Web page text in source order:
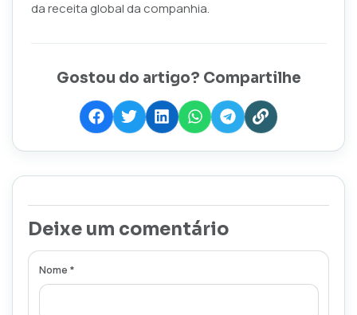
da receita global da companhia.
Gostou do artigo? Compartilhe
Deixe um comentário
Nome *